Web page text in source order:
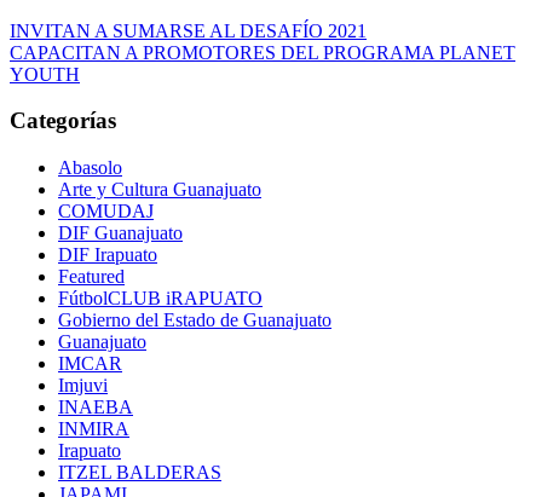
INVITAN A SUMARSE AL DESAFÍO 2021
CAPACITAN A PROMOTORES DEL PROGRAMA PLANET
YOUTH
Categorías
Abasolo
Arte y Cultura Guanajuato
COMUDAJ
DIF Guanajuato
DIF Irapuato
Featured
FútbolCLUB iRAPUATO
Gobierno del Estado de Guanajuato
Guanajuato
IMCAR
Imjuvi
INAEBA
INMIRA
Irapuato
ITZEL BALDERAS